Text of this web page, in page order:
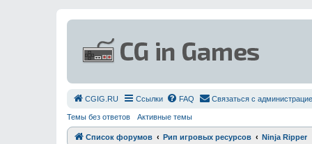
СGIG.RU Ссылки FAQ Связаться с
Темы без ответов Активные темы
Список форумов Рип игровых ресурсов Ninja Ripper